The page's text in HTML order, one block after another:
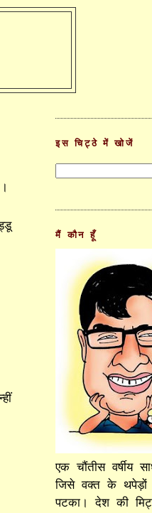
इस चिट्ठे में खोजें
मैं कौन हूँ
एक चौंतीस वर्षीय
जिसे वक्त के थपेड़ों
पटका। देश की